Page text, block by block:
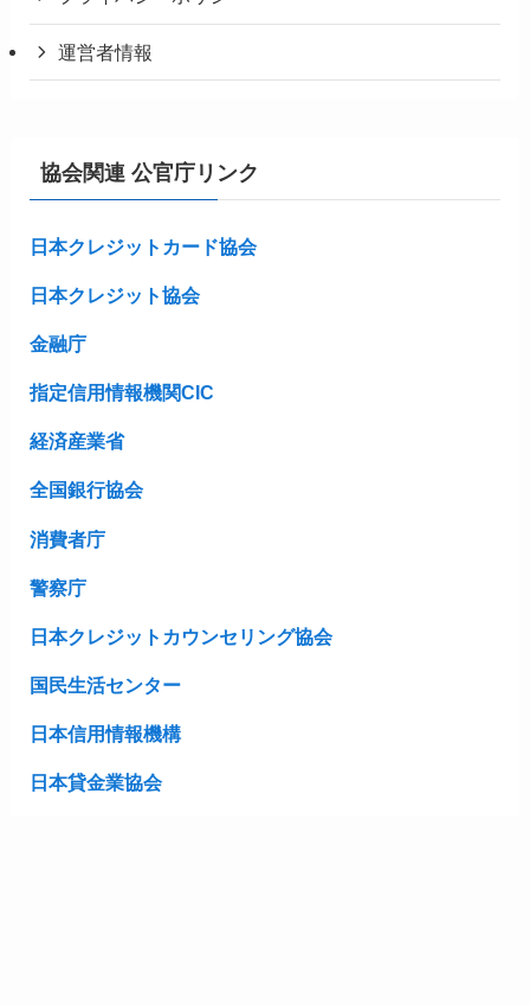
運営者情報
協会関連 公官庁リンク
日本クレジットカード協会
日本クレジット協会
金融庁
指定信用情報機関CIC
経済産業省
全国銀行協会
消費者庁
警察庁
日本クレジットカウンセリング協会
国民生活センター
日本信用情報機構
日本貸金業協会